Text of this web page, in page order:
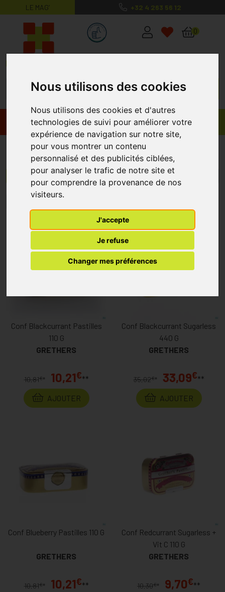
Nous utilisons des cookies
Nous utilisons des cookies et d'autres
technologies de suivi pour améliorer votre
expérience de navigation sur notre site,
pour vous montrer un contenu
personnalisé et des publicités ciblées,
pour analyser le trafic de notre site et
pour comprendre la provenance de nos
visiteurs.
J'accepte
Je refuse
Changer mes préférences
LE MAG’ +32 4 263 56 12
MaPharmacie.be ma santé, mes
0
Promos Produits
Grethers
Menu/Filtres
Conf Blackcurrant Pastilles
110 G
GRETHERS
10,81€ * 10,21€**
AJOUTER
Conf Blackcurrant Sugarless
440 G
GRETHERS
35,02€ * 33,09€**
AJOUTER
Conf Blueberry Pastilles 110 G
GRETHERS
10,81€ * 10,21€**
Conf Redcurrant Sugarless +
Vit C 110 G
GRETHERS
10,30€* 9,70€**